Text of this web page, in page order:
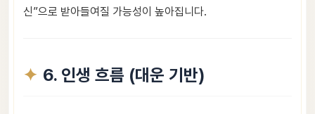
신”으로 받아들여질 가능성이 높아집니다.
6. 인생 흐름 (대운 기반)